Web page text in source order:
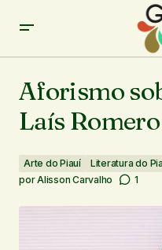
Aforismo
Laís Romero
Arte do Piauí Literatura do
porAlisson Carvalho 1